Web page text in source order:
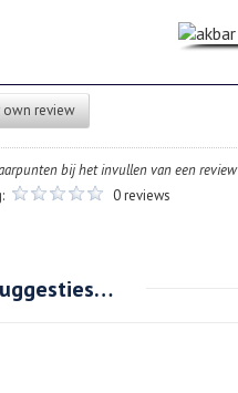
own review
bij het invullen van een review
0 reviews